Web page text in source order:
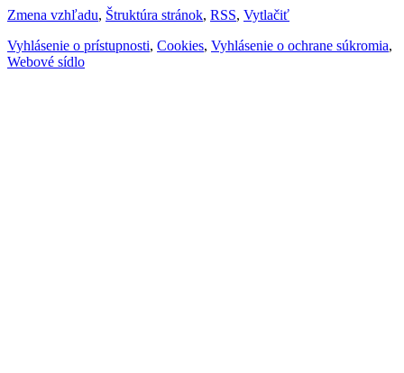
Zmena vzhľadu, Štruktúra stránok, RSS, Vytlačiť
Vyhlásenie o prístupnosti, Cookies, Vyhlásenie o ochrane súkromia,
Webové sídlo